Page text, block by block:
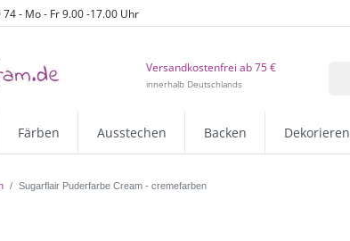
- Mo - Fr 9.00 -17.00 Uhr
Versandkostenfrei ab 75 €
innerhalb Deutschlands
Färben Ausstechen Backen Dekorieren
Sugarflair Puderfarbe Cream - cremefarben